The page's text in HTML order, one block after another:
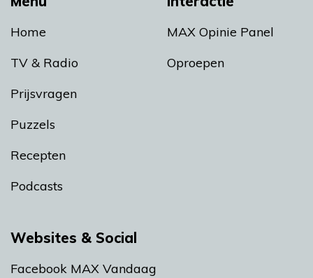
Home
TV & Radio
Prijsvragen
Puzzels
Recepten
Podcasts
MAX Opinie Panel
Oproepen
Websites & Social
Facebook MAX Vandaag